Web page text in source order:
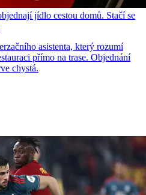
jídlo cestou domů. Stačí se
asistenta, který rozumí
přímo na trase. Objednání
chystá.